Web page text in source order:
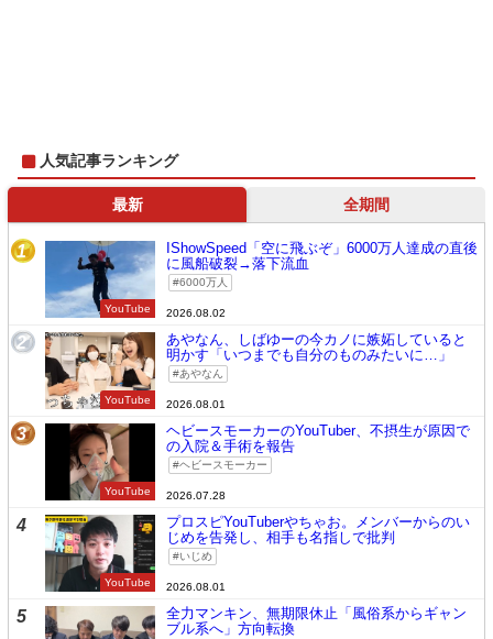
人気記事ランキング
最新 全期間
1
YouTube
IShowSpeed「空に飛ぶぞ」6000万人達成の直後
に風船破裂→落下流血
6000万人
2026.08.02
2
YouTube
あやなん、しばゆーの今カノに嫉妬していると
明かす「いつまでも自分のものみたいに…」
あやなん
2026.08.01
3
YouTube
ヘビースモーカーのYouTuber、不摂生が原因で
の入院＆手術を報告
ヘビースモーカー
2026.07.28
4
YouTube
プロスピYouTuberやちゃお。メンバーからのい
じめを告発し、相手も名指しで批判
いじめ
2026.08.01
5
全力マンキン、無期限休止「風俗系からギャン
ブル系へ」方向転換